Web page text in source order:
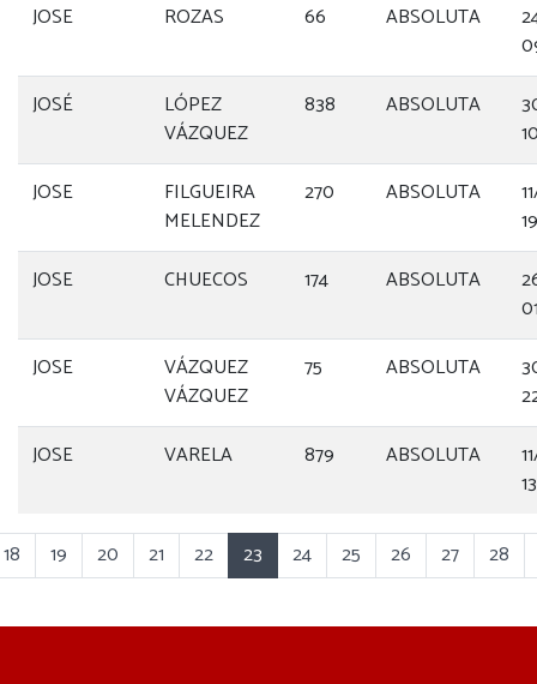
JOSE
ROZAS 66 ABSOLUTA
JOSÉ
LÓPEZ
VÁZQUEZ
838 ABSOLUTA
JOSE
FILGUEIRA
MELENDEZ
270 ABSOLUTA
JOSE
CHUECOS 174 ABSOLUTA
JOSE
VÁZQUEZ
VÁZQUEZ
75 ABSOLUTA
JOSE
VARELA 879 ABSOLUTA
18 19 20 21 22 23 24 25 26 27 28